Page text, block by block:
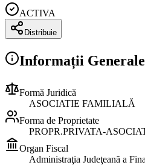
ACTIVA
Distribuie
Informații Generale
Formă Juridică
ASOCIATIE FAMILIALĂ
Forma de Proprietate
PROPR.PRIVATA-
Organ Fiscal
Administraţia Judeţeană a